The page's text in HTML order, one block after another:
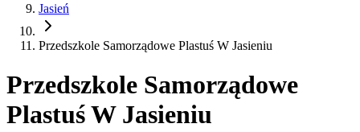
Jasień
Przedszkole Samorządowe Plastuś W Jasieniu
Przedszkole Samorządowe
Plastuś W Jasieniu